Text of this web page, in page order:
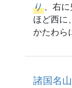
り 、右
ほど西に
かたわら
諸国名